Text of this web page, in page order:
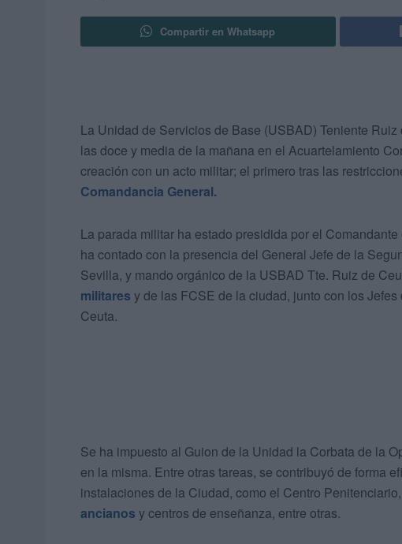
Compartir en Whatsapp
La Unidad de Servicios de Base (USBAD) Teniente
las doce y media de la mañana en el Acuartelamiento
creación con un acto militar; el primero tras las
Comandancia General.
La parada militar ha estado presidida por el
ha contado con la presencia del General Jefe de la
Sevilla, y mando orgánico de la USBAD Tte. Ruiz de
militares y de las FCSE de la ciudad, junto con los
Ceuta.
Se ha impuesto al Guion de la Unidad la Corbata de la
en la misma. Entre otras tareas, se contribuyó de forma
instalaciones de la Ciudad, como el Centro
ancianos y centros de enseñanza, entre otras.